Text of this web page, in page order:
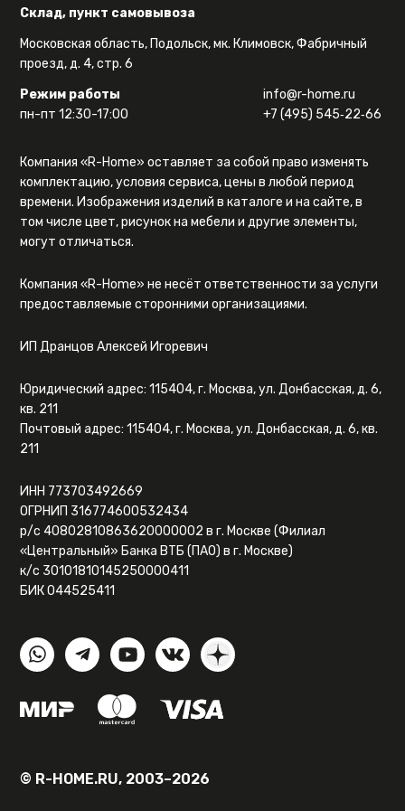
Склад, пункт самовывоза
Московская область, Подольск, мк. Климовск, Фабричный
проезд, д. 4, стр. 6
Режим работы
пн-пт 12:30-17:00
info@r-home.ru
+7 (495) 545‑22‑66
Компания «R-Home» оставляет за собой право изменять
комплектацию, условия сервиса, цены в любой период
времени. Изображения изделий в каталоге и на сайте, в
том числе цвет, рисунок на мебели и другие элементы,
могут отличаться.
Компания «R-Home» не несёт ответственности за услуги
предоставляемые сторонними организациями.
ИП Дранцов Алексей Игоревич
Юридический адрес: 115404, г. Москва, ул. Донбасская, д. 6,
кв. 211
Почтовый адрес: 115404, г. Москва, ул. Донбасская, д. 6, кв.
211
ИНН 773703492669
ОГРНИП 316774600532434
р/с 40802810863620000002 в г. Москве (Филиал
«Центральный» Банка ВТБ (ПАО) в г. Москве)
к/с 30101810145250000411
БИК 044525411
© R-HOME.RU, 2003–2026